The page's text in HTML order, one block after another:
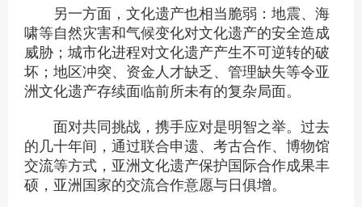
另一方面，文化遗产也相当脆弱：地震、海
啸等自然灾害和气候变化对文化遗产的安全造成
威胁；城市化进程对文化遗产产生不可逆转的破
坏；地区冲突、资金人才缺乏、管理缺失等令亚
洲文化遗产存续面临前所未有的复杂局面。
面对共同挑战，携手应对是明智之举。过去
的几十年间，通过联合申遗、考古合作、博物馆
交流等方式，亚洲文化遗产保护国际合作成果丰
硕，亚洲国家的交流合作意愿与日俱增。